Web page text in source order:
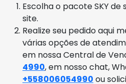
Escolha o pacote SKY
site.
Realize seu pedido aqui
várias opções de
em nossa Central de
4990, em nosso chat,
+558006054990 ou